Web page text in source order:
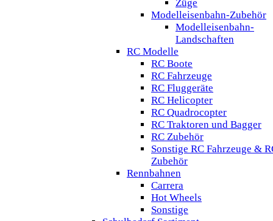
Züge
Modelleisenbahn-Zubehör
Modelleisenbahn-
Landschaften
RC Modelle
RC Boote
RC Fahrzeuge
RC Fluggeräte
RC Helicopter
RC Quadrocopter
RC Traktoren und Bagger
RC Zubehör
Sonstige RC Fahrzeuge &
Zubehör
Rennbahnen
Carrera
Hot Wheels
Sonstige